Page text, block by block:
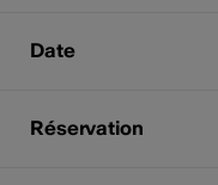
Date
Réservation